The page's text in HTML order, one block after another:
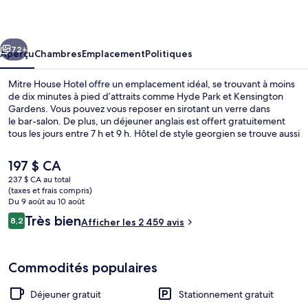
Suivant
72+
AperçuChambresEmplacementPolitiques
Mitre House Hotel offre un emplacement idéal, se trouvant à moins
de dix minutes à pied d’attraits comme Hyde Park et Kensington
Gardens. Vous pouvez vous reposer en sirotant un verre dans
le bar-salon. De plus, un déjeuner anglais est offert gratuitement
tous les jours entre 7 h et 9 h. Hôtel de style georgien se trouve aussi
Oxford Street et Royal Albert Hall. Les autres voyageurs apprécient
l’emplacement pour les sites touristiques, mais aussi pour sa
proximité au transport en commun : Station de métro Paddington
est à 4 minutes à pied et Station de métro Lancaster Gate se situe
à 5 minutes à pied.
Le
prix
actuel
est
de 197 $ CA
197 $ CA
237 $ CA au total
(taxes et frais compris)
Du 9 août au 10 août
Avis
8,28,2 sur 10 –
Très bienAfficher les 2 459 avis
Commodités populaires
Déjeuner gratuit
Stationnement gratuit